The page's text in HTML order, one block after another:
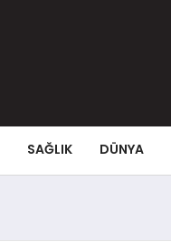
SAĞLIK DÜNYA